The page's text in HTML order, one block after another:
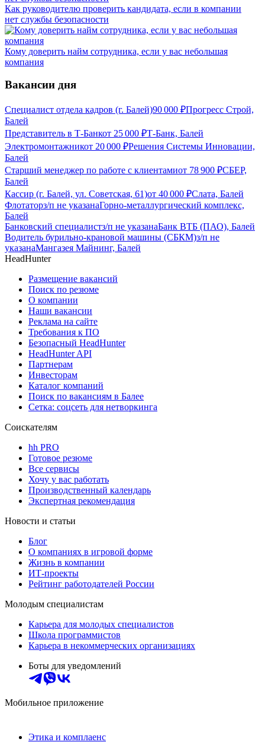
Как руководителю проверить кандидата, если в компании
нет службы безопасности
Кому доверить найм сотрудника, если у вас небольшая
компания
Вакансии дня
Специалист отдела кадров (г. Балей)90 000 ₽Прогресс Строй,
Балей
Представитель в Т-Банкот 25 000 ₽Т-Банк, Балей
Электромонтажникот 20 000 ₽Решения Системы Инновации,
Балей
Старший менеджер по работе с клиентамиот 78 900 ₽СБЕР,
Балей
Кассир (г. Балей, ул. Советская, 61)от 40 000 ₽Слата, Балей
Флотаторз/п не указанаГорно-металлургический комплекс,
Балей
Банковский специалистз/п не указанаБанк ВТБ (ПАО), Балей
Водитель бурильно-крановой машины (СБКМ)з/п не
указанаМангазея Майнинг, Балей
HeadHunter
Размещение вакансий
Поиск по резюме
О компании
Наши вакансии
Реклама на сайте
Требования к ПО
Безопасный HeadHunter
HeadHunter API
Партнерам
Инвесторам
Каталог компаний
Поиск по вакансиям в Балее
Сетка: соцсеть для нетворкинга
Соискателям
hh PRO
Готовое резюме
Все сервисы
Хочу у вас работать
Производственный календарь
Экспертная рекомендация
Новости и статьи
Блог
О компаниях в игровой форме
Жизнь в компании
ИТ-проекты
Рейтинг работодателей России
Молодым специалистам
Карьера для молодых специалистов
Школа программистов
Карьера в некоммерческих организациях
Боты для уведомлений
Мобильное приложение
Этика и комплаенс